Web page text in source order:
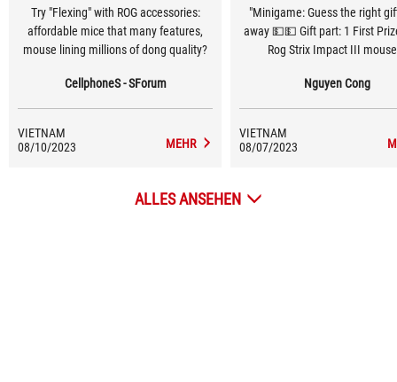
Try "Flexing" with ROG accessories:
affordable mice that many features,
mouse lining millions of dong quality?
CellphoneS - SForum
VIETNAM
08/10/2023
MEHR
"Minigame: Guess the right
away 💵💵 Gift part: 1 First
Rog Strix Impact III
class Nguyen Cong
Nguyen Cong
VIETNAM
08/07/2023
ALLES ANSEHEN